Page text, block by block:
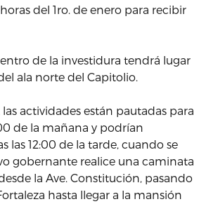
del 1ro. de enero para recibir
de la investidura tendrá lugar
ala norte del Capitolio.
actividades están pautadas para
de la mañana y podrían
las 12:00 de la tarde, cuando se
gobernante realice una caminata
la Ave. Constitución, pasando
hasta llegar a la mansión